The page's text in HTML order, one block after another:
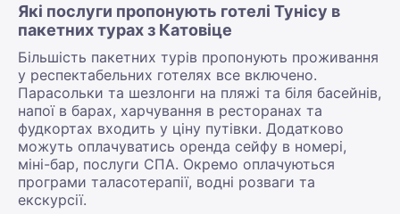
Які послуги пропонують готелі Тунісу в
пакетних турах з Катовіце
Більшість пакетних турів пропонують проживання
у респектабельних готелях все включено.
Парасольки та шезлонги на пляжі та біля басейнів,
напої в барах, харчування в ресторанах та
фудкортах входить у ціну путівки. Додатково
можуть оплачуватись оренда сейфу в номері,
міні-бар, послуги СПА. Окремо оплачуються
програми таласотерапії, водні розваги та
екскурсії.